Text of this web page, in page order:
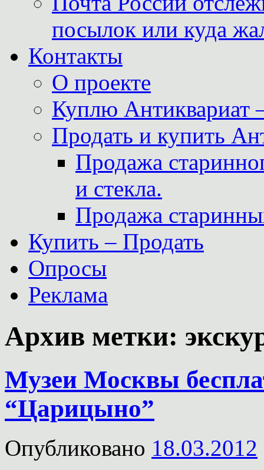
посылок или куда
Контакты
О проекте
Куплю Антиквариат
Продать и купить
Продажа
и стекла.
Продажа
Купить – Продать
Опросы
Реклама
Архив метки:
Музеи Москвы
“Царицыно”
Опубликовано 18.03.2012